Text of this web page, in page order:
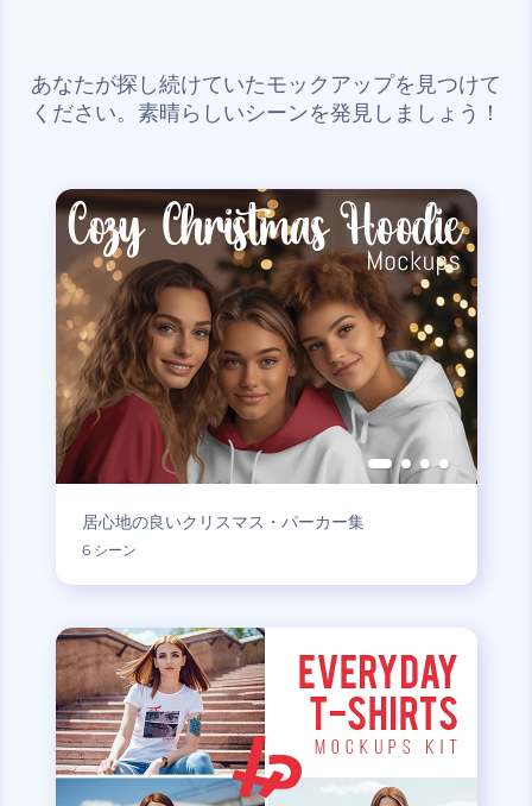
あなたが探し続けていたモックアップを見つけて
ください。素晴らしいシーンを発見しましょう！
居心地の良いクリスマス・パーカー集
6 シーン